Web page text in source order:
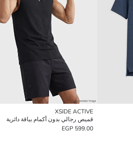
XSIDE ACTIVE
قميص رجالي بدون أكمام بياقة دائرية
599.00 EGP